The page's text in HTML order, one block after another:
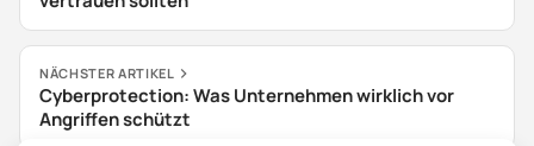
NÄCHSTER ARTIKEL
Cyberprotection: Was Unternehmen wirklich vor
Angriffen schützt